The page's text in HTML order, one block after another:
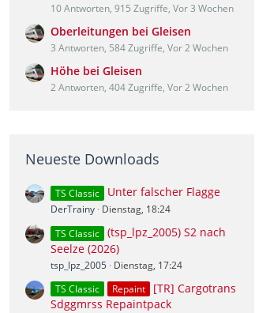
10 Antworten, 915 Zugriffe, Vor 3 Wochen
Oberleitungen bei Gleisen
3 Antworten, 584 Zugriffe, Vor 2 Wochen
Höhe bei Gleisen
2 Antworten, 404 Zugriffe, Vor 2 Wochen
Neueste Downloads
TS Classic Unter falscher Flagge
DerTrainy Dienstag, 18:24
TS Classic (tsp_lpz_2005) S2 nach
Seelze (2026)
tsp_lpz_2005
Dienstag, 17:24
TS Classic
Repaint
[TR] Cargotrans
Sdggmrss Repaintpack